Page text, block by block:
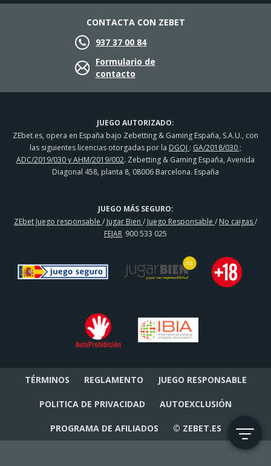
JUEGO AUTORIZADO:
ZEbet.es, opera en España bajo Zebetting & Gaming España, S.A.U., con
las siguientes licencias otorgadas por la DGOJ : GA/2018/030 ;
ADC/2019/030 y AHM/2019/002. Zebetting & Gaming España, Avenida
Diagonal 458, planta 8, 08006 Barcelona. España
JUEGO MÁS SEGURO:
ZEbet Juego responsable / Jugar Bien / Juego Responsable / No caigas/
FEJAR 900 533 025
CONTACTA CON ZEBET
937 37 00 84
Formulario de
contacto
TÉRMINOS REGLAMENTO JUEGO RESPONSABLE
POLITICA DE PRIVACIDAD AUTOEXCLUSIÓN
PROGRAMA DE AFILIADOS © ZEBET.ES